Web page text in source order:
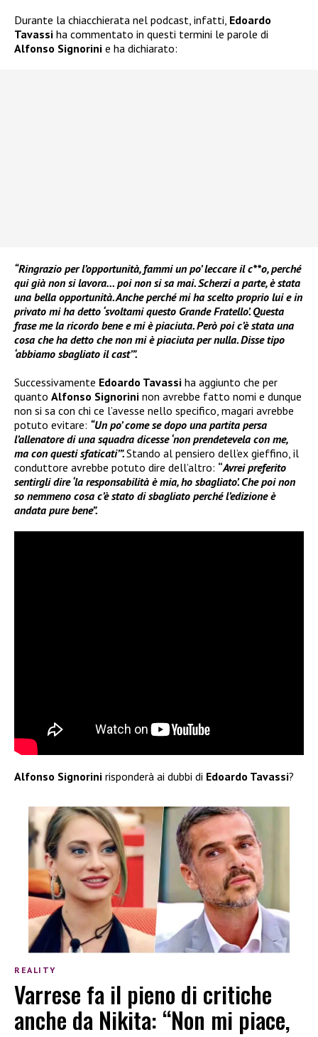
Durante la chiacchierata nel podcast, infatti, Edoardo
Tavassi ha commentato in questi termini le parole di
Alfonso Signorini e ha dichiarato:
“Ringrazio per l’opportunità, fammi un po’ leccare il c**o, perché
qui già non si lavora… poi non si sa mai. Scherzi a parte, è stata
una bella opportunità. Anche perché mi ha scelto proprio lui e in
privato mi ha detto ‘svoltami questo Grande Fratello’. Questa
frase me la ricordo bene e mi è piaciuta. Però poi c’è stata una
cosa che ha detto che non mi è piaciuta per nulla. Disse tipo
‘abbiamo sbagliato il cast’”.
Successivamente Edoardo Tavassi ha aggiunto che per
quanto Alfonso Signorini non avrebbe fatto nomi e dunque
non si sa con chi ce l’avesse nello specifico, magari avrebbe
potuto evitare: “Un po’ come se dopo una partita persa
l’allenatore di una squadra dicesse ‘non prendetevela con me,
ma con questi sfaticati’”.Stando al pensiero dell’ex gieffino, il
conduttore avrebbe potuto dire dell’altro: “Avrei preferito
sentirgli dire ‘la responsabilità è mia, ho sbagliato’. Che poi non
so nemmeno cosa c’è stato di sbagliato perché l’edizione è
andata pure bene”.
Alfonso Signorini risponderà ai dubbi di Edoardo Tavassi?
REALITY
Varrese fa il pieno di critiche
anche da Nikita: “Non mi piace,